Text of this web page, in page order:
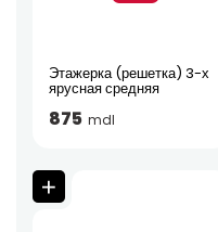
Этажерка (решетка) 3-х
ярусная средняя
875 mdl